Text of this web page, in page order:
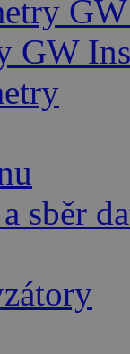
GW
sběr